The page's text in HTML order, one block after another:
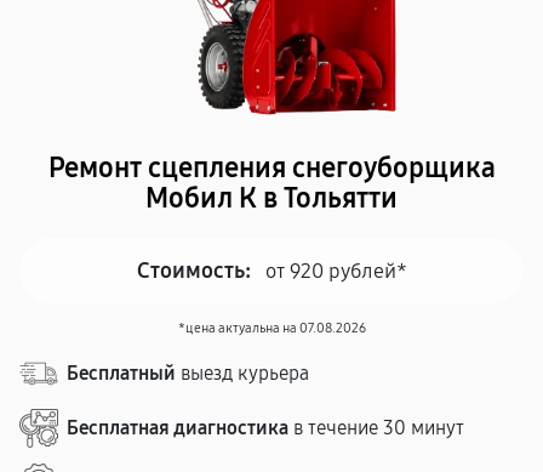
Ремонт сцепления снегоуборщика
Мобил К в Тольятти
Стоимость: от 920 рублей*
*цена актуальна на 07.08.2026
Бесплатный выезд курьера
Бесплатная диагностика в течение 30 минут